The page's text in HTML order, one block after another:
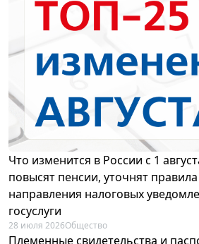
Что изменится в России с 1
повысят пенсии, уточнят
направления налоговых
госуслуги
28 июля 2026Общество
Племенные свидетельства и